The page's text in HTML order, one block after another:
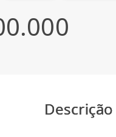
Descrição